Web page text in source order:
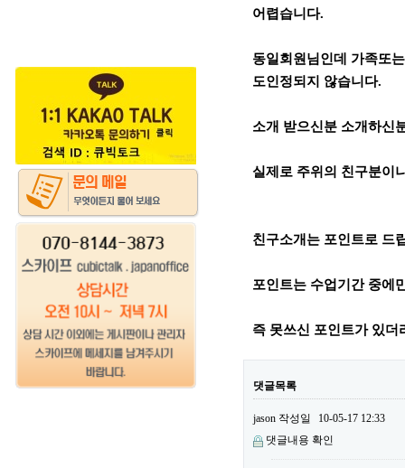
어렵습니다.
동일회원님인데 가족또
도인정되지 않습니다.
소개 받으신분 소개하신
실제로 주위의 친구분이
친구소개는 포인트로 드
포인트는 수업기간 중에
즉 못쓰신 포인트가 있더
댓글목록
jason 작성일
10-05-17 12:33
댓글내용 확인